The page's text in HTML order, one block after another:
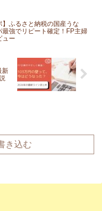
】ふるさと納税の国産うな
最強でリピート確定！FP主婦
ュー
新
き込む